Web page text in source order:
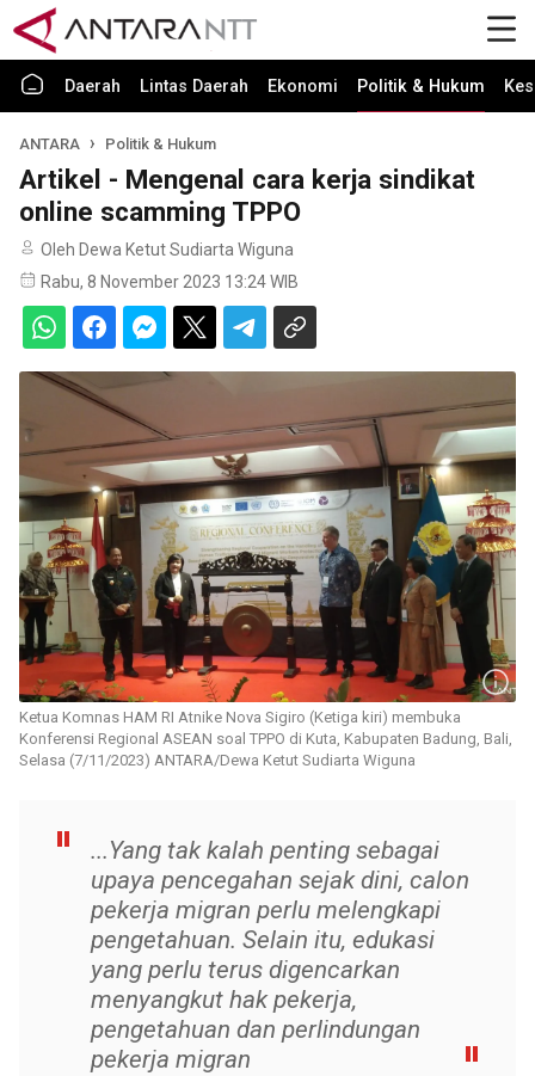
Daerah Lintas Daerah Ekonomi Politik & Hukum
ANTARA Politik & Hukum
Artikel - Mengenal cara kerja sindikat
online scamming TPPO
Oleh Dewa Ketut Sudiarta Wiguna
Rabu, 8 November 2023 13:24 WIB
Ketua Komnas HAM RI Atnike Nova Sigiro (Ketiga kiri) membuka
Konferensi Regional ASEAN soal TPPO di Kuta, Kabupaten Badung, Bali,
Selasa (7/11/2023) ANTARA/Dewa Ketut Sudiarta Wiguna
...Yang tak kalah penting sebagai
upaya pencegahan sejak dini, calon
pekerja migran perlu melengkapi
pengetahuan. Selain itu, edukasi
yang perlu terus digencarkan
menyangkut hak pekerja,
pengetahuan dan perlindungan
pekerja migran